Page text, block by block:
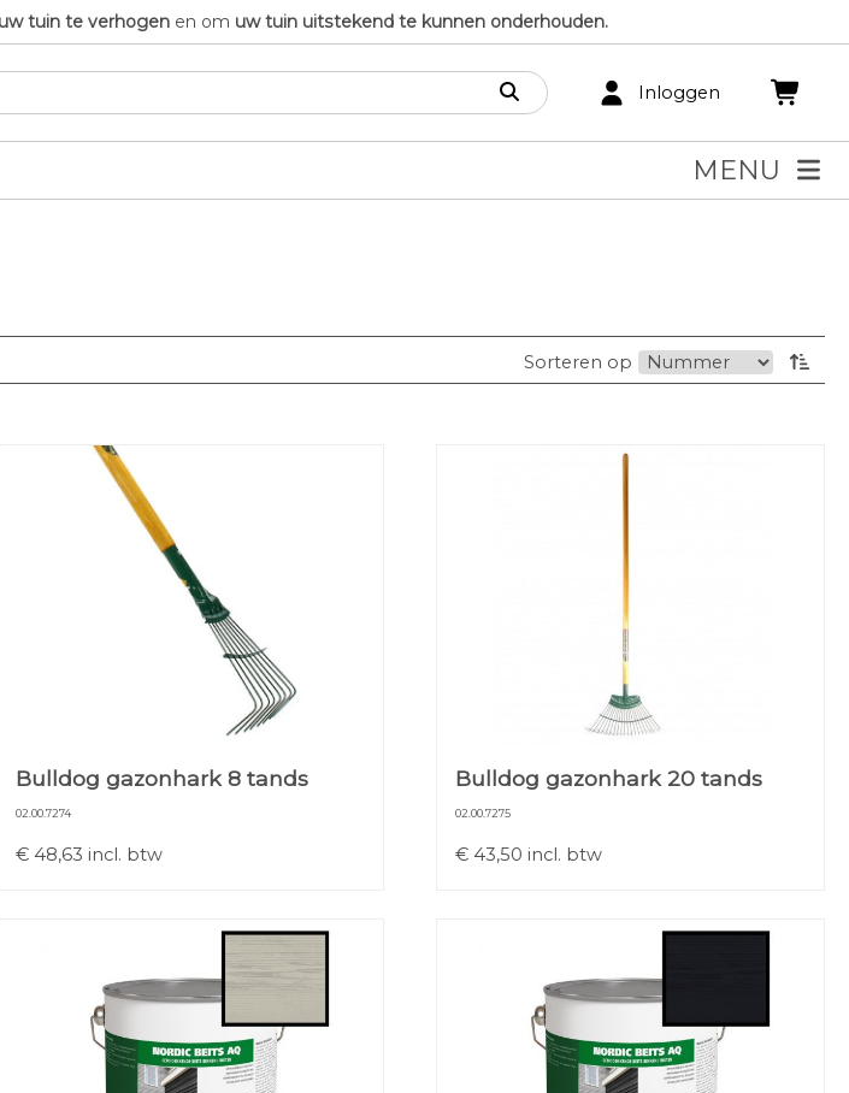
tuin te verhogen en om uw tuin uitstekend te kunnen onderhouden.
Inloggen
MENU
Sorteren op
Bulldog gazonhark 8 tands
02.00.7274
€ 48,63 incl. btw
Bulldog gazonhark 20 tands
02.00.7275
€ 43,50 incl. btw